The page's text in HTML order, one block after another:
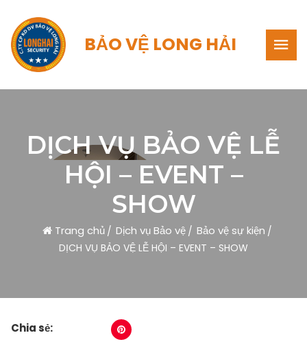
BẢO VỆ LONG HẢI
DỊCH VỤ BẢO VỆ LỄ
HỘI – EVENT –
SHOW
Trang chủ Dịch vụ Bảo vệ Bảo vệ sự kiện
DỊCH VỤ BẢO VỆ LỄ HỘI – EVENT – SHOW
Chia sẻ: